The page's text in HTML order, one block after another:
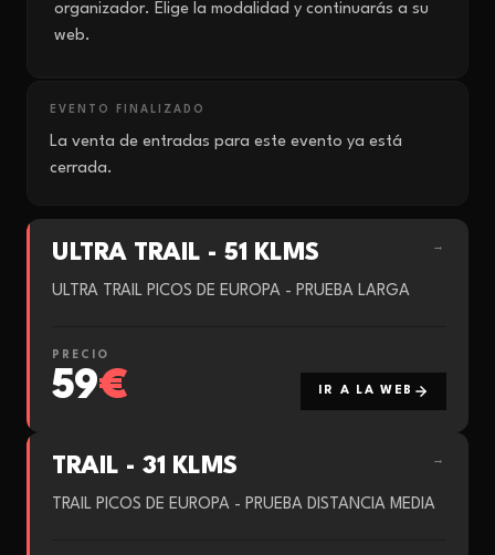
organizador. Elige la modalidad y continuarás a su
web.
EVENTO FINALIZADO
La venta de entradas para este evento ya está
cerrada.
ULTRA TRAIL - 51 KLMS →
ULTRA TRAIL PICOS DE EUROPA - PRUEBA LARGA
PRECIO
59€ IR A LA WEB
TRAIL - 31 KLMS →
TRAIL PICOS DE EUROPA - PRUEBA DISTANCIA MEDIA